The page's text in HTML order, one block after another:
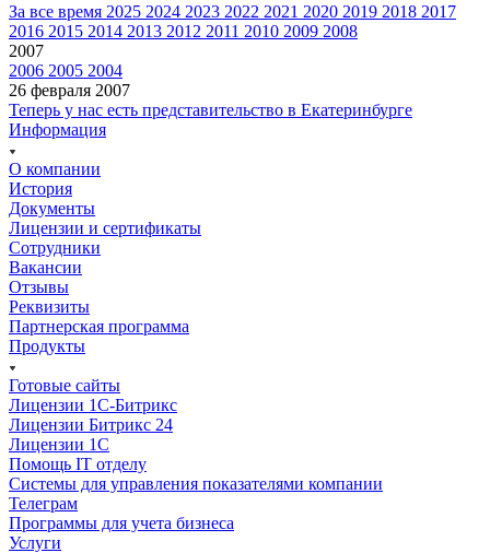
За все время 2025 2024 2023 2022 2021 2020 2019 2018 2017
2016 2015 2014 2013 2012 2011 2010 2009 2008
2007
2006 2005 2004
26 февраля 2007
Теперь у нас есть представительство в Екатеринбурге
Информация
О компании
История
Документы
Лицензии и сертификаты
Сотрудники
Вакансии
Отзывы
Реквизиты
Партнерская программа
Продукты
Готовые сайты
Лицензии 1С-Битрикс
Лицензии Битрикс 24
Лицензии 1С
Помощь IT отделу
Системы для управления показателями компании
Телеграм
Программы для учета бизнеса
Услуги